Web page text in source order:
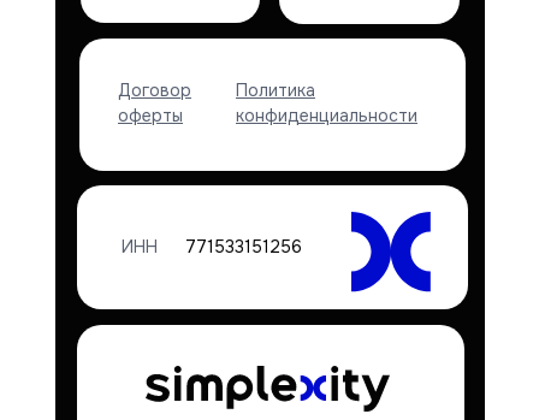
Договор
оферты
Политика
конфиденциальности
771533151256
ИНН